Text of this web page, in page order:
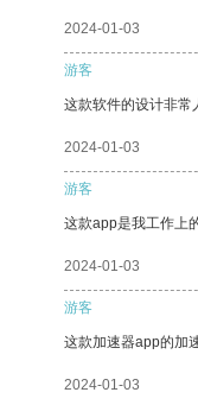
2024-01-03
游客
这款软件的设计非常
2024-01-03
游客
这款app是我工作上
2024-01-03
游客
这款加速器app的加
2024-01-03